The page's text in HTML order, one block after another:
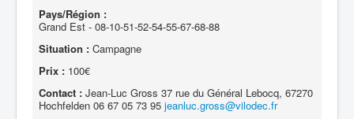
Pays/Région :
Grand Est - 08-10-51-52-54-55-67-68-88
Situation : Campagne
Prix : 100€
Contact : Jean-Luc Gross 37 rue du Général Lebocq, 67270
Hochfelden 06 67 05 73 95 jeanluc.gross@vilodec.fr